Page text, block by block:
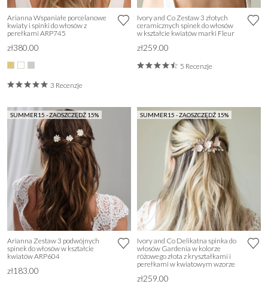
Arianna Wspaniałe porcelanowe
kwiaty i spinki do włosów z
perełkami ARP745
zł380.00
3 Recenzje
Ivory and Co Zestaw 3 złotych
ceramicznych spinek do włosów
w kształcie kwiatów marki Fleur
zł259.00
5 Recenzje
SUMMER15 - ZAOSZCZĘDŹ 15%
Arianna Zestaw 3 podwójnych
spinek do włosów w kształcie
kwiatów ARP604
zł183.00
SUMMER15 - ZAOSZCZĘDŹ 15%
Ivory and Co Delikatna spinka do
włosów Gardenia w kolorze
różowego złota z kryształkami i
perełkami w kwiatowym wzorze
zł259.00